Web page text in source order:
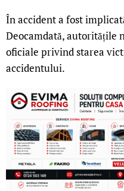
În accident a fost
Deocamdată, autoritățile
oficiale privind starea
accidentului.